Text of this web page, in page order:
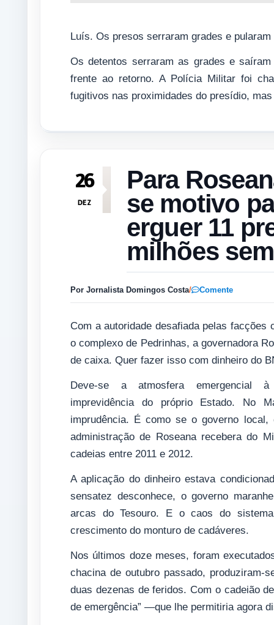
Luís. Os presos serraram grades e
Os detentos serraram as grades e
frente ao retorno. A Polícia Militar foi
fugitivos nas proximidades do presídio,
26
DEZ
Para
se motivo
erguer 11
milhões
Por Jornalista Domingos Costa/ Comente
Com a autoridade desafiada pelas
o complexo de Pedrinhas, a governadora
de caixa. Quer fazer isso com dinheiro do
Deve-se a atmosfera emergencial à
imprevidência do próprio Estado. No
imprudência. É como se o governo local,
administração de Roseana recebera do
cadeias entre 2011 e 2012.
A aplicação do dinheiro estava
sensatez desconhece, o governo
arcas do Tesouro. E o caos do
crescimento do monturo de cadáveres.
Nos últimos doze meses, foram
chacina de outubro passado, produziram-
duas dezenas de feridos. Com o cadeião
de emergência” —que lhe permitiria agora